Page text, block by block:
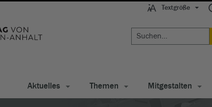
Textgröße
Aktuelles Themen Mitgestalten